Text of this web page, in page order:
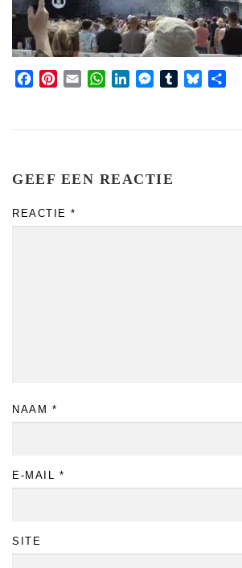
FacebookPinterest
Email WhatsApp
LinkedInMessenger
TumblrBluesky
GEEF EEN REACTIE
REACTIE *
NAAM *
E-MAIL *
SITE